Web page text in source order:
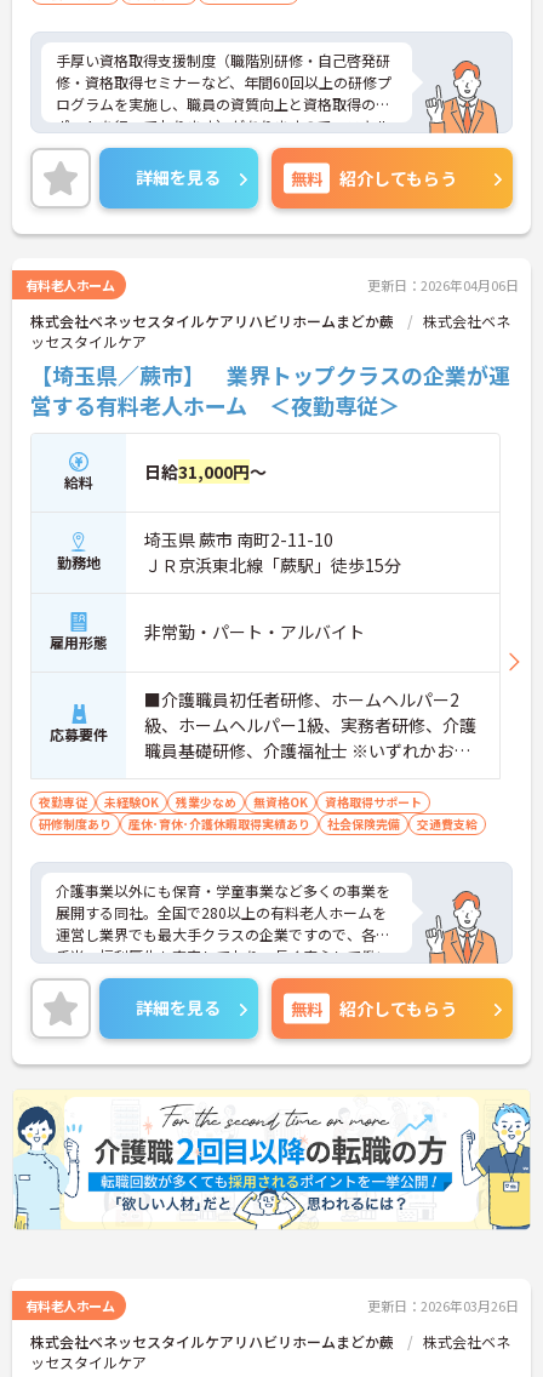
手厚い資格取得支援制度（職階別研修・自己啓発研
修・資格取得セミナーなど、年間60回以上の研修プ
ログラムを実施し、職員の資質向上と資格取得のサ
ポートを行っております）がありますので、スキル
アップされたい方や未経
験の方にもおすすめです！また、すべての働く方が
「安心して長く活躍できる職場」を提供すべく、
様々な福利厚生制度をご用意しております。
まずは施設での面談や見学からでもご相談可能で
ご興味ある方には、面接対策ポイントなど、さらに
詳細をお話しいたしますのでお気軽にご相談くださ
い！
詳細を見る 無料 紹介してもらう
有料老人ホーム 更新日：2026年04月06日
株式会社ベネッセスタイルケアリハビリホームまどか蕨
株式会社ベネ
ッセスタイルケア
【埼玉県／蕨市】 業界トップクラスの企業が運
営する有料老人ホーム ＜夜勤専従＞
給料 日給31,000円～
勤務地
埼玉県 蕨市 南町2-11-10
ＪＲ京浜東北線「蕨駅」徒歩15分
雇用形態 非常勤・パート・アルバイト
応募要件
■介護職員初任者研修、ホームヘルパー2
級、ホームヘルパー1級、実務者研修、介護
職員基礎研修、介護福祉士 ※いずれかお持
ちの方 ※資格をお持ちでない方も相談可
夜勤専従 未経験OK 残業少なめ 無資格OK
資格取得サポート
研修制度あり
産休･育休･介護休暇取得実績あり 社会保険完備 交通費支給
介護事業以外にも保育・学童事業など多くの事業を
展開する同社。全国で280以上の有料老人ホームを
運営し業界でも最大手クラスの企業ですので、各種
手当、福利厚生も充実しており、長く安心して働い
ていただける環境です。ご興味ある方には、面接対
策ポイントなど、さらに詳細をお話しいたしますの
でお気軽にご相談ください。
詳細を見る 無料 紹介してもらう
有料老人ホーム 更新日：2026年03月26日
株式会社ベネッセスタイルケアリハビリホームまどか蕨
株式会社ベネ
ッセスタイルケア